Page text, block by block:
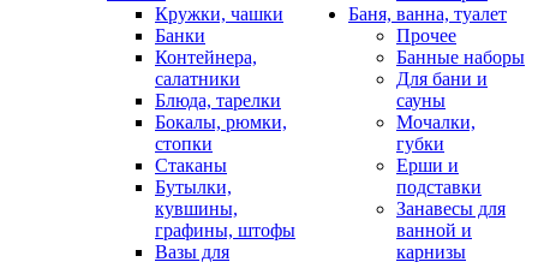
Кружки, чашки
Банки
Контейнера,
салатники
Блюда, тарелки
Бокалы, рюмки,
стопки
Стаканы
Бутылки,
кувшины,
графины, штофы
Вазы для
Баня, ванна, туалет
Прочее
Банные наборы
Для бани и
сауны
Мочалки,
губки
Ерши и
подставки
Занавесы для
ванной и
карнизы